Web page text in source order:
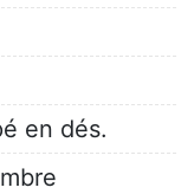
en dés.